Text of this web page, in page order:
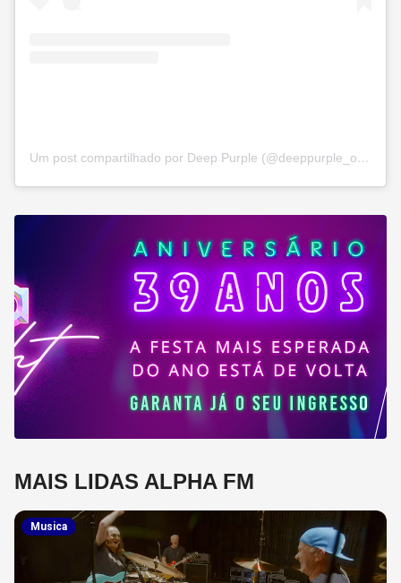
Um post compartilhado por Deep Purple (@deeppurple_official)
MAIS LIDAS ALPHA FM
Musica